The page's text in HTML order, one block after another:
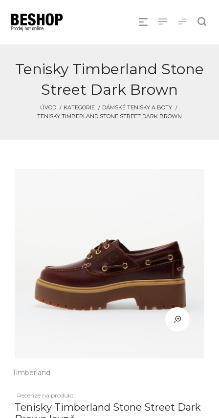
Tenisky Timberland Stone
Street Dark Brown
ÚVOD KATEGORIE
DÁMSKÉ TENISKY A BOTY
TENISKY TIMBERLAND STONE STREET DARK BROWN
Timberland
Recenze na produkt
Tenisky Timberland Stone Street Dark